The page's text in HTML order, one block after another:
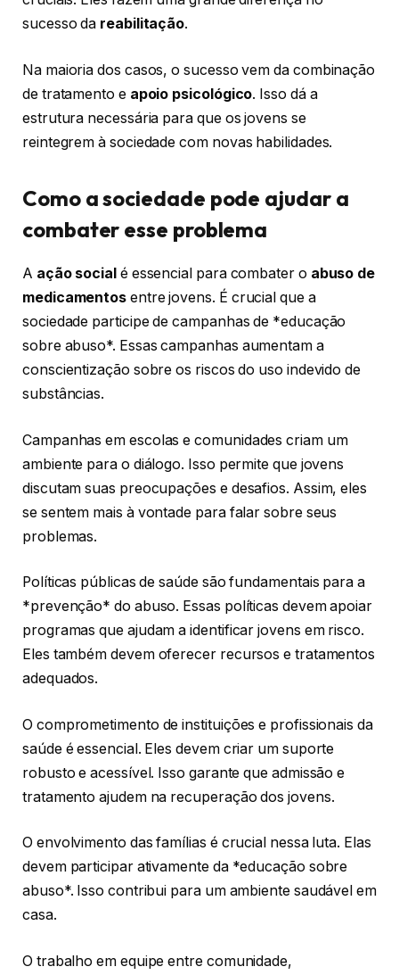
sucesso da reabilitação.
Na maioria dos casos, o sucesso vem da combinação
de tratamento e apoio psicológico. Isso dá a
estrutura necessária para que os jovens se
reintegrem à sociedade com novas habilidades.
Como a sociedade pode ajudar a
combater esse problema
A ação socialé essencial para combater o abuso de
medicamentos entre jovens. É crucial que a
sociedade participe de campanhas de *educação
sobre abuso*. Essas campanhas aumentam a
conscientização sobre os riscos do uso indevido de
substâncias.
Campanhas em escolas e comunidades criam um
ambiente para o diálogo. Isso permite que jovens
discutam suas preocupações e desafios. Assim, eles
se sentem mais à vontade para falar sobre seus
problemas.
Políticas públicas de saúde são fundamentais para a
*prevenção* do abuso. Essas políticas devem apoiar
programas que ajudam a identificar jovens em risco.
Eles também devem oferecer recursos e tratamentos
adequados.
O comprometimento de instituições e profissionais da
saúde é essencial. Eles devem criar um suporte
robusto e acessível. Isso garante que admissão e
tratamento ajudem na recuperação dos jovens.
O envolvimento das famílias é crucial nessa luta. Elas
devem participar ativamente da *educação sobre
abuso*. Isso contribui para um ambiente saudável em
casa.
O trabalho em equipe entre comunidade,